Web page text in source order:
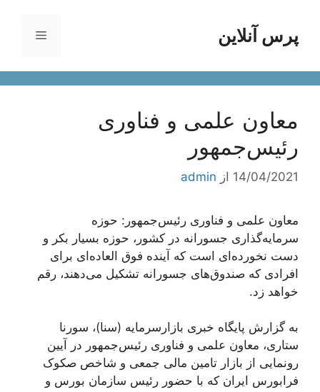
محتواپرس آنلاین فهرست
معاون علمی و فناوری
رئیس‌جمهور
14/04/2021 از admin
معاون علمی و فناوری رئیس‌جمهور: حوزه
سرمایه‌گذاری جسورانه در کشور، حوزه بسیار بکر و
دست نخورده‌ای است که آینده فوق العاده‌ای برای
افرادی که صندوق‌های جسورانه تشکیل می‌دهند، رقم
خواهد زد.
به گزارش پایگاه خبری بازارسرمایه (سنا)، سورنا
ستاری، معاون علمی و فناوری رئیس‌جمهور در آیین
رونمایی از بازار تامین مالی جمعی و شاخص صکوک
فرابورس ایران که با حضور رئیس سازمان بورس و